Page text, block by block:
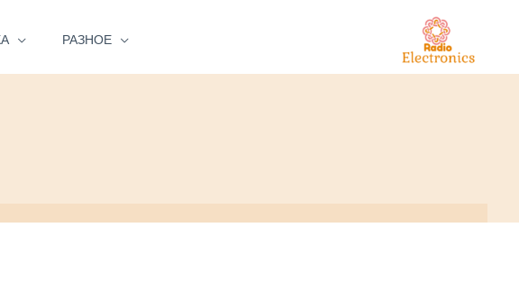
РАЗНОЕ